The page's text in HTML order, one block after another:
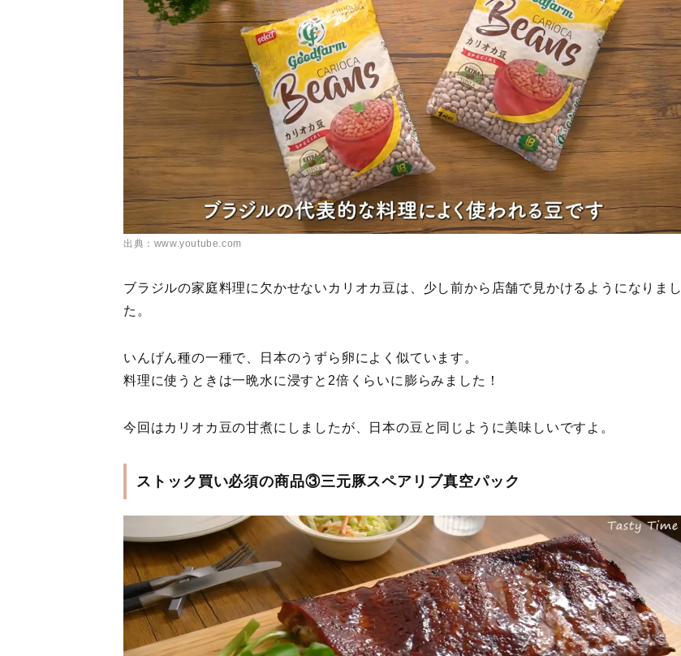
出典：www.youtube.com
ブラジルの家庭料理に欠かせないカリオカ豆は、少し前から店舗で見かけるようになりまし
た。
いんげん種の一種で、日本のうずら卵によく似ています。
料理に使うときは一晩水に浸すと2倍くらいに膨らみました！
今回はカリオカ豆の甘煮にしましたが、日本の豆と同じように美味しいですよ。
ストック買い必須の商品③三元豚スペアリブ真空パック